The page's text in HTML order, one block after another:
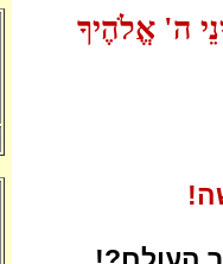
ה' אֱלֹהֶיךָ